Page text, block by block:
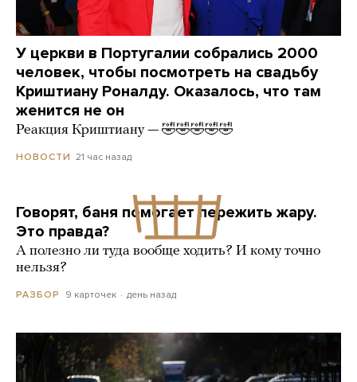
У церкви в Португалии собрались 2000
человек, чтобы посмотреть на свадьбу
Криштиану Роналду. Оказалось, что там
женится не он
Реакция Криштиану — 🤣🤣🤣🤣🤣
НОВОСТИ 21 час назад
Говорят, баня помогает пережить жару.
Это правда?
А полезно ли туда вообще ходить? И кому точно
нельзя?
РАЗБОР 9 карточек день назад